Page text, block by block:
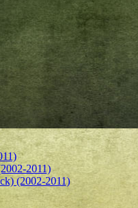
2011)
(2002-2011)